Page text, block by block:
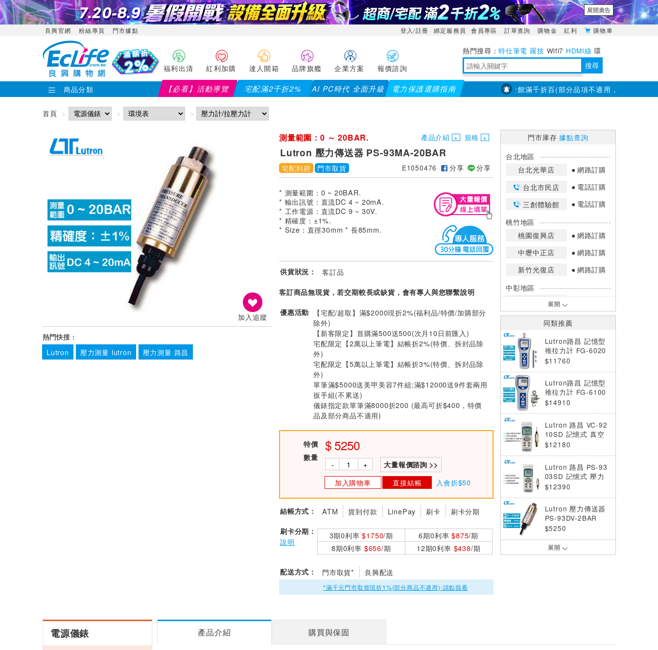
展開廣告
良興官網 粉絲專頁 門市據點 登入/註冊 綁定服務員 會員專區 訂單查詢 購物金 紅利 購物車
福利出清 紅利加購 達人開箱 品牌旗艦 企業方案 報價諮詢
特仕筆電 羅技 Wifi7 HDMI線 環
境量測 明緯POWER 搜尋
商品分類 【必看】活動導覽 宅配滿2千折2% AI PC時代 全面升級 電力保護選購指南【PX大通】全館滿千折百(部分品項不適用，滿2千折200...)
首頁
加入追蹤
熱門快搜：
Lutron
壓力測量 lutron 壓力測量 路昌
測量範圍：0 ～ 20BAR. 產品介紹 規格
Lutron 壓力傳送器 PS-93MA-20BAR
宅配到府 門市取貨 E1050476 分享 分享
* 測量範圍：0 ~ 20BAR.
* 輸出訊號：直流DC 4 ~ 20mA.
* 工作電源：直流DC 9 ~ 30V.
* 精確度：±1%.
* Size：直徑30mm * 長85mm.
供貨狀況： 客訂品
客訂商品無現貨，若交期較長或缺貨，會有專人與您聯繫說明
優惠活動
【宅配/超取】滿$2000現折2%(福利品/特價/加購部分
除外)
【新客限定】首購滿500送500(次月10日前匯入)
宅配限定【2萬以上筆電】結帳折2%(特價、拆封品除
外)
宅配限定【5萬以上筆電】結帳折3%(特價、拆封品除
外)
單筆滿$5000送美甲美容7件組;滿$12000送9件套兩用
扳手組(不累送)
儀錶指定款單筆滿8000折200 (最高可折$400，特價
品及部分商品不適用)
特價 5250
數量
- + 大量報價諮詢 >>
加入購物車 直接結帳 入會折$50
結帳方式： ATM 貨到付款 LinePay 刷卡 刷卡分期
刷卡分期：
說明
3期0利率$1750/期 6期0利率$875/期
8期0利率 $656/期 12期0利率 $438/期
配送方式： 門市取貨* 良興配送
*滿千元門市取貨現折1%(部分商品不適用)-請點我看
門市庫存據點查詢
台北地區
台北光華店
網路訂購
台北市民店
電話訂購
三創體驗館
電話訂購
桃竹地區
桃園復興店
網路訂購
中壢中正店
網路訂購
新竹光復店
網路訂購
中彰地區
台中英才店
嘉南地區
高雄中華店
高雄鳳山店
網路訂購
*庫存數量：網路訂購(0)、少量庫存
(1~2)、現貨充足(3以上)。
*門市庫存以店內實際數量為準，可使
用專人服務或撥打門市電話洽詢。
展開
同類推薦
Lutron路昌 記憶型
推拉力計 FG-6020
SD
$11760
Lutron路昌 記憶型
推拉力計 FG-6100
SD
$14910
Lutron 路昌 VC-92
10SD 記憶式 真空
壓力計
$12180
Lutron 路昌 PS-93
03SD 記憶式 壓力
計
$12390
Lutron 壓力傳送器
PS-93DV-2BAR
$5250
Lutron 壓力傳送器
PS-93DV-5BAR
展開
電源儀錶 產品介紹 購買與保固